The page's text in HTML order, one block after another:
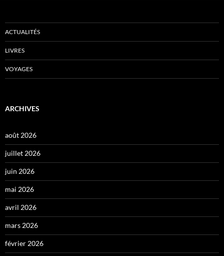
ACTUALITÉS
LIVRES
VOYAGES
ARCHIVES
août 2026
juillet 2026
juin 2026
mai 2026
avril 2026
mars 2026
février 2026